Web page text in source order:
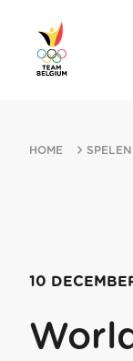
HOME SPELEN
10